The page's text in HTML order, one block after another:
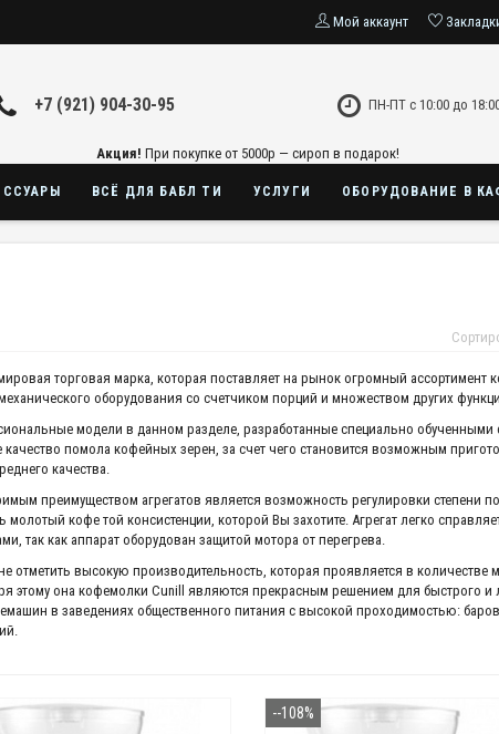
Мой аккаунт
+7 (921) 904-30-95 ПН-ПТ с 10:00 до
Акция! При покупке от 5000р — сироп в подарок!
ВСЁ ДЛЯ БАБЛ ТИ УСЛУГИ ОБОРУДОВАНИЕ В
торговая марка, которая поставляет на рынок огромный ассортимент
оборудования со счетчиком порций и множеством других
модели в данном разделе, разработанные специально обученными
качество помола кофейных зерен, за счет чего становится возможным
качества.
преимуществом агрегатов является возможность регулировки степени
молотый кофе той консистенции, которой Вы захотите. Агрегат легко
так как аппарат оборудован защитой мотора от перегрева.
отметить высокую производительность, которая проявляется в количестве
этому она кофемолки Cunill являются прекрасным решением для быстрого и
в заведениях общественного питания с высокой проходимостью:
--108%